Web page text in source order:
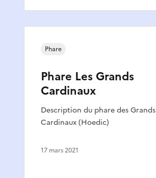
Phare Les Grands
Cardinaux
Description du phare des Grands
Cardinaux (Hoedic)
Phare
17 mars 2021